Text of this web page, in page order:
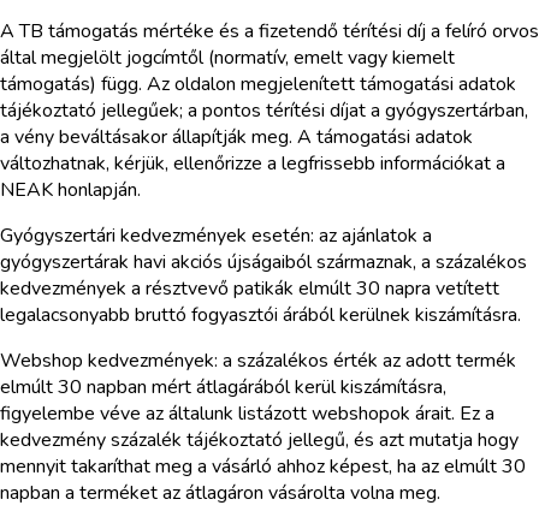
A TB támogatás mértéke és a fizetendő térítési díj a felíró orvos
által megjelölt jogcímtől (normatív, emelt vagy kiemelt
támogatás) függ. Az oldalon megjelenített támogatási adatok
tájékoztató jellegűek; a pontos térítési díjat a gyógyszertárban,
a vény beváltásakor állapítják meg. A támogatási adatok
változhatnak, kérjük, ellenőrizze a legfrissebb információkat a
NEAK honlapján.
Gyógyszertári kedvezmények esetén: az ajánlatok a
gyógyszertárak havi akciós újságaiból származnak, a százalékos
kedvezmények a résztvevő patikák elmúlt 30 napra vetített
legalacsonyabb bruttó fogyasztói árából kerülnek kiszámításra.
Webshop kedvezmények: a százalékos érték az adott termék
elmúlt 30 napban mért átlagárából kerül kiszámításra,
figyelembe véve az általunk listázott webshopok árait. Ez a
kedvezmény százalék tájékoztató jellegű, és azt mutatja hogy
mennyit takaríthat meg a vásárló ahhoz képest, ha az elmúlt 30
napban a terméket az átlagáron vásárolta volna meg.